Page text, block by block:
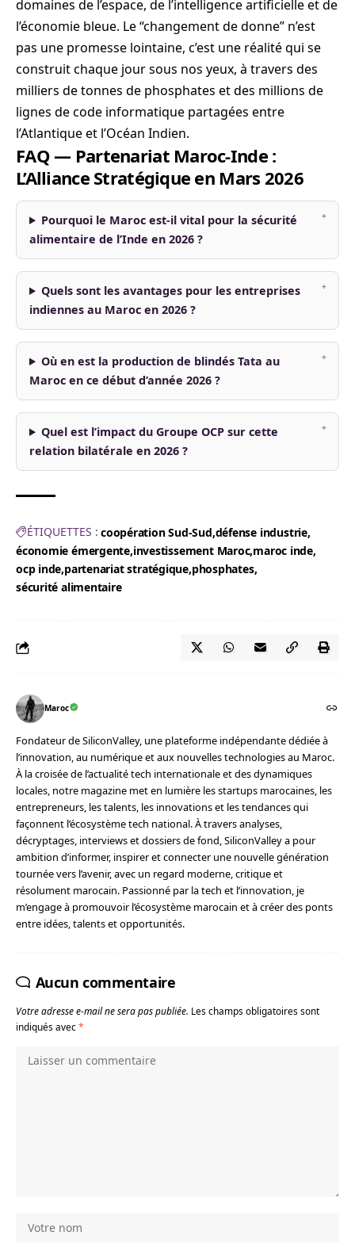
domaines de l’espace, de l’intelligence artificielle et de
l’économie bleue. Le “changement de donne” n’est
pas une promesse lointaine, c’est une réalité qui se
construit chaque jour sous nos yeux, à travers des
milliers de tonnes de phosphates et des millions de
lignes de code informatique partagées entre
l’Atlantique et l’Océan Indien.
FAQ — Partenariat Maroc-Inde :
L’Alliance Stratégique en Mars 2026
Pourquoi le Maroc est-il vital pour la sécurité
alimentaire de l’Inde en 2026 ?
Quels sont les avantages pour les entreprises
indiennes au Maroc en 2026 ?
Où en est la production de blindés Tata au
Maroc en ce début d’année 2026 ?
Quel est l’impact du Groupe OCP sur cette
relation bilatérale en 2026 ?
ÉTIQUETTES : coopération Sud-Sud défense industrie
économie émergente investissement Maroc maroc inde
ocp inde partenariat stratégique phosphates
sécurité alimentaire
Maroc
Fondateur de SiliconValley, une plateforme indépendante dédiée à
l’innovation, au numérique et aux nouvelles technologies au Maroc.
À la croisée de l’actualité tech internationale et des dynamiques
locales, notre magazine met en lumière les startups marocaines, les
entrepreneurs, les talents, les innovations et les tendances qui
façonnent l’écosystème tech national. À travers analyses,
décryptages, interviews et dossiers de fond, SiliconValley a pour
ambition d’informer, inspirer et connecter une nouvelle génération
tournée vers l’avenir, avec un regard moderne, critique et
résolument marocain. Passionné par la tech et l’innovation, je
m’engage à promouvoir l’écosystème marocain et à créer des ponts
entre idées, talents et opportunités.
Aucun commentaire
Votre adresse e-mail ne sera pas publiée. Les champs obligatoires sont
indiqués avec*